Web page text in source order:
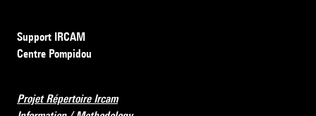
Support IRCAM
Centre Pompidou
Projet Répertoire Ircam